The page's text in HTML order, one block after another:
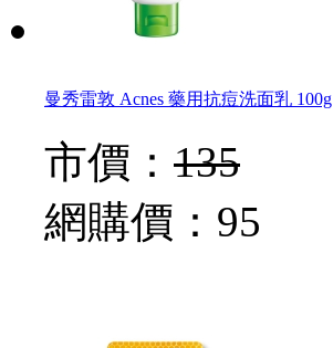
曼秀雷敦 Acnes 藥用抗痘洗面乳 100g
市價： 135
網購價： 95